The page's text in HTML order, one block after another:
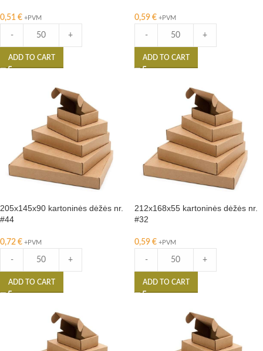
0,51 € +PVM
- +
ADD TO CART
0,59 € +PVM
- +
ADD TO CART
205x145x90 kartoninės dėžės nr.
#44
0,72 € +PVM
- +
ADD TO CART
212x168x55 kartoninės dėžės nr.
#32
0,59 € +PVM
- +
ADD TO CART